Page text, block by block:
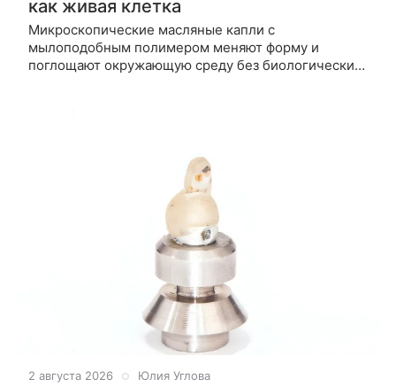
как живая клетка
Микроскопические масляные капли с
мылоподобным полимером меняют форму и
поглощают окружающую среду без биологических
2 августа 2026 Юлия Углова